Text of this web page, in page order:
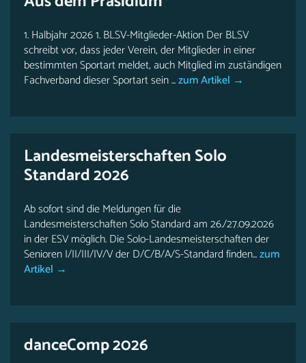
1. Halbjahr 2026 1. BLSV-Mitglieder-Aktion Der BLSV
schreibt vor, dass jeder Verein, der Mitglieder in einer
bestimmten Sportart meldet, auch Mitglied im zuständigen
Fachverband dieser Sportart sein ...zum Artikel →
Landesmeisterschaften Solo
Standard 2026
Ab sofort sind die Meldungen für die
Landesmeisterschaften Solo Standard am 26./27.09.2026
in der ESV möglich. Die Solo-Landesmeisterschaften der
Senioren I/II/III/IV/V der D/C/B/A/S-Standard finden...zum
Artikel →
danceComp 2026